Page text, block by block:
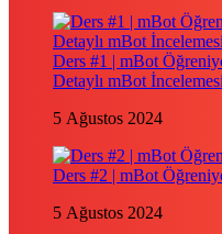
Ders #1 | mBot
Detaylı mBot İncelemesi
5 Ağustos 2024
Ders #2 | mBot
5 Ağustos 2024